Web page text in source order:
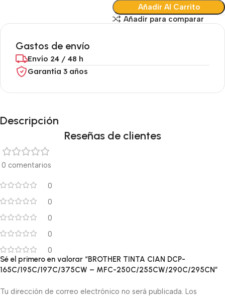
Añadir Al Carrito
Añadir para comparar
Gastos de envío
Envío 24 / 48 h
Garantía 3 años
Descripción
Reseñas de clientes
0 comentarios
0
0
0
0
0
Sé el primero en valorar “BROTHER TINTA CIAN DCP-
165C/195C/197C/375CW – MFC-250C/255CW/290C/295CN”
Tu dirección de correo electrónico no será publicada. Los